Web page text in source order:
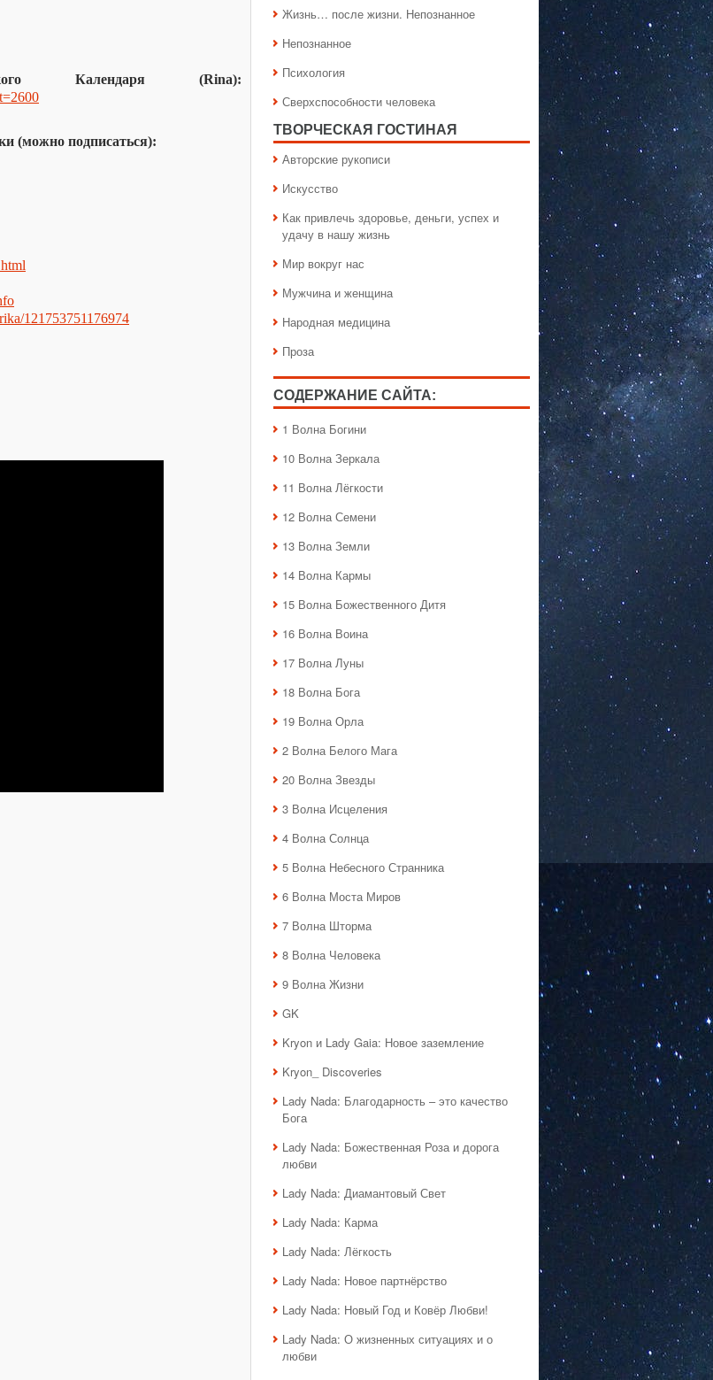
Календаря (Rina):
(можно подписаться):
121753751176974
Жизнь… после жизни. Непознанное
Непознанное
Психология
Сверхспособности человека
ТВОРЧЕСКАЯ ГОСТИНАЯ
Авторские рукописи
Искусство
Как привлечь здоровье, деньги, успех и
удачу в нашу жизнь
Мир вокруг нас
Мужчина и женщина
Народная медицина
Проза
СОДЕРЖАНИЕ САЙТА:
1 Волна Богини
10 Волна Зеркала
11 Волна Лёгкости
12 Волна Семени
13 Волна Земли
14 Волна Кармы
15 Волна Божественного Дитя
16 Волна Воина
17 Волна Луны
18 Волна Бога
19 Волна Орла
2 Волна Белого Мага
20 Волна Звезды
3 Волна Исцеления
4 Волна Солнца
5 Волна Небесного Странника
6 Волна Моста Миров
7 Волна Шторма
8 Волна Человека
9 Волна Жизни
GK
Kryon и Lady Gaia: Новое заземление
Kryon_ Discoveries
Lady Nada: Благодарность – это качество
Бога
Lady Nada: Божественная Роза и дорога
любви
Lady Nada: Диамантовый Свет
Lady Nada: Карма
Lady Nada: Лёгкость
Lady Nada: Новое партнёрство
Lady Nada: Новый Год и Ковёр Любви!
Lady Nada: О жизненных ситуациях и о
любви